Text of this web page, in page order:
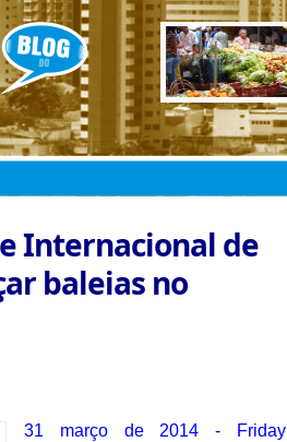
Internacional de
baleias no
31 março de 2014 - Friday